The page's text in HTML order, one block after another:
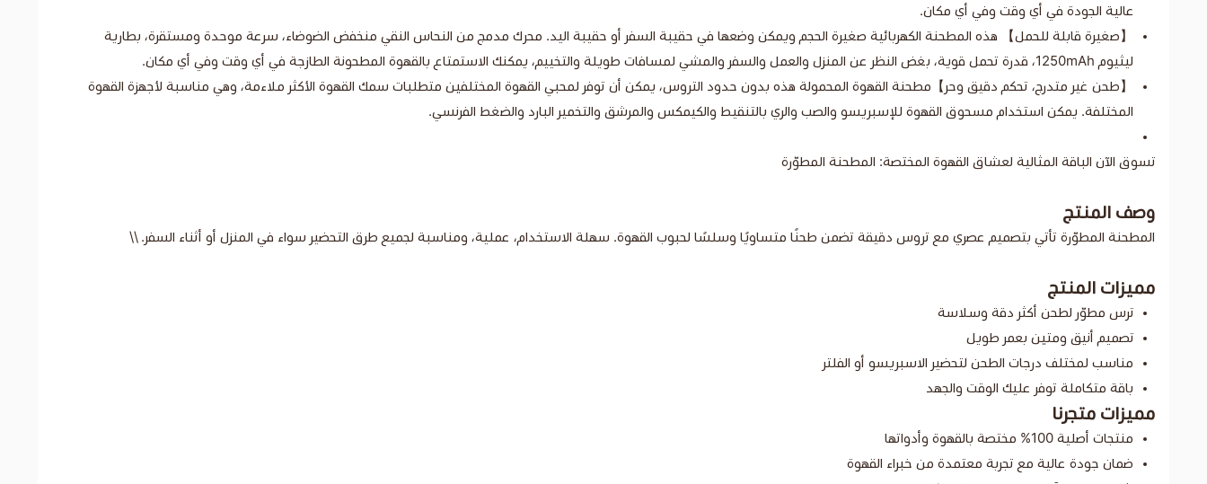
عالية الجودة في أي وقت وفي أي مكان.
【صغيرة قابلة للحمل】 هذه المطحنة الكهربائية صغيرة الحجم ويمكن وضعها في حقيبة السفر أو حقيبة اليد. محرك مدمج من النحاس النقي منخفض الضوضاء، سرعة موحدة ومستقرة، بطارية
ليثيوم 1250mAh، قدرة تحمل قوية، بغض النظر عن المنزل والعمل والسفر والمشي لمسافات طويلة والتخييم، يمكنك الاستمتاع بالقهوة المطحونة الطازجة في أي وقت وفي أي مكان.
【طحن غير متدرج، تحكم دقيق وحر】مطحنة القهوة المحمولة هذه بدون حدود التروس، يمكن أن توفر لمحبي القهوة المختلفين متطلبات سمك القهوة الأكثر ملاءمة، وهي مناسبة لأجهزة القهوة
المختلفة. يمكن استخدام مسحوق القهوة للإسبريسو والصب والري بالتنقيط والكيمكس والمرشق والتخمير البارد والضغط الفرنسي.
تسوق الآن الباقة المثالية لعشاق القهوة المختصة: المطحنة المطوّرة
وصف المنتج
المطحنة المطوّرة تأتي بتصميم عصري مع تروس دقيقة تضمن طحنًا متساويًا وسلسًا لحبوب القهوة. سهلة الاستخدام، عملية، ومناسبة لجميع طرق التحضير سواء في المنزل أو أثناء السفر. \\
مميزات المنتج
ترس مطوّر لطحن أكثر دقة وسلاسة
تصميم أنيق ومتين بعمر طويل
مناسب لمختلف درجات الطحن لتحضير الاسبريسو أو الفلتر
باقة متكاملة توفر عليك الوقت والجهد
مميزات متجرنا
منتجات أصلية 100% مختصة بالقهوة وأدواتها
ضمان جودة عالية مع تجربة معتمدة من خبراء القهوة